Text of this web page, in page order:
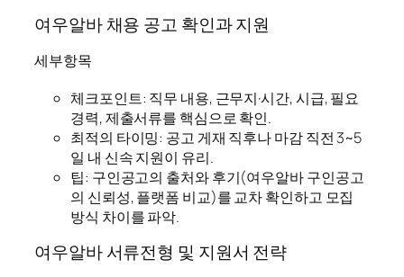
여우알바 채용 공고 확인과 지원
세부항목
체크포인트: 직무 내용, 근무지·시간, 시급, 필요
경력, 제출서류를 핵심으로 확인.
최적의 타이밍: 공고 게재 직후나 마감 직전 3~5
일 내 신속 지원이 유리.
팁: 구인공고의 출처와 후기(여우알바 구인공고
의 신뢰성, 플랫폼 비교)를 교차 확인하고 모집
방식 차이를 파악.
여우알바 서류전형 및 지원서 전략